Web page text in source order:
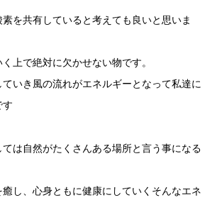
を共有していると考えても良いと思いま
上で絶対に欠かせない物です。
いき風の流れがエネルギーとなって私達に
す
は自然がたくさんある場所と言う事になる
し、心身ともに健康にしていくそんなエネ